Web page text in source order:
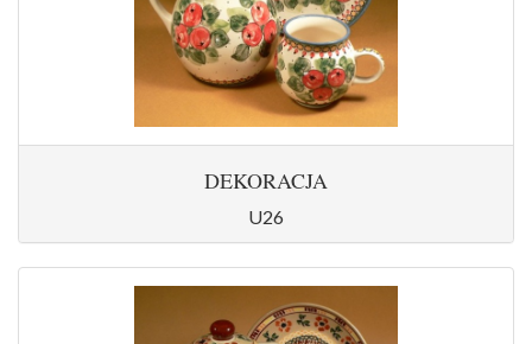
DEKORACJA
U26